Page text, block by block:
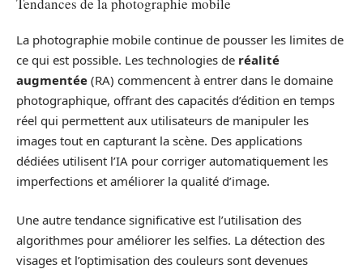
La photographie mobile continue de pousser les limites de
ce qui est possible. Les technologies de réalité
augmentée (RA) commencent à entrer dans le domaine
photographique, offrant des capacités d’édition en temps
réel qui permettent aux utilisateurs de manipuler les
images tout en capturant la scène. Des applications
dédiées utilisent l’IA pour corriger automatiquement les
imperfections et améliorer la qualité d’image.
Une autre tendance significative est l’utilisation des
algorithmes pour améliorer les selfies. La détection des
visages et l’optimisation des couleurs sont devenues